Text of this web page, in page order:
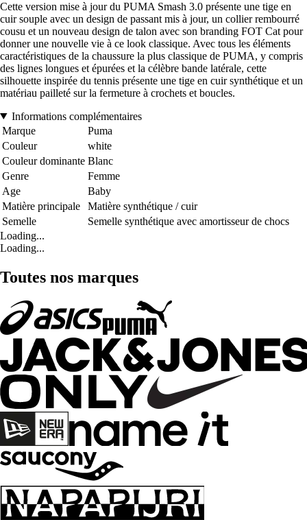
Cette version mise à jour du PUMA Smash 3.0 présente une tige en
cuir souple avec un design de passant mis à jour, un collier rembourré
cousu et un nouveau design de talon avec son branding FOT Cat pour
donner une nouvelle vie à ce look classique. Avec tous les éléments
caractéristiques de la chaussure la plus classique de PUMA, y compris
des lignes longues et épurées et la célèbre bande latérale, cette
silhouette inspirée du tennis présente une tige en cuir synthétique et un
matériau pailleté sur la fermeture à crochets et boucles.
Informations complémentaires
Marque
Puma
Couleur
white
Couleur dominante Blanc
Genre
Femme
Age
Baby
Matière principale
Matière synthétique / cuir
Semelle
Semelle synthétique avec amortisseur de chocs
Loading...
Loading...
Toutes nos marques